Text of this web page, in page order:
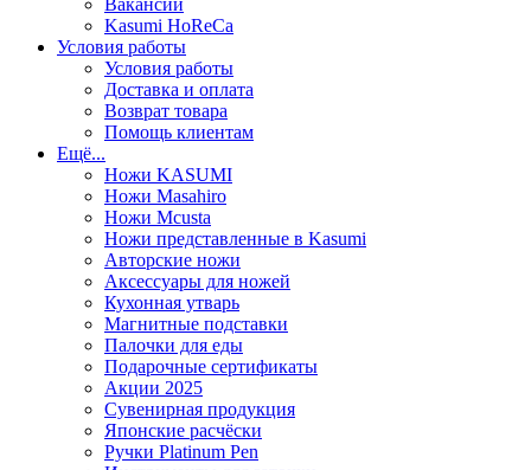
Kasumi HoReCa
Условия работы
Условия работы
Доставка и оплата
Возврат товара
Помощь клиентам
Ещё...
Ножи KASUMI
Ножи Masahiro
Ножи Mcusta
Ножи представленные в Kasumi
Авторские ножи
Аксессуары для ножей
Кухонная утварь
Магнитные подставки
Палочки для еды
Подарочные сертификаты
Акции 2025
Сувенирная продукция
Японские расчёски
Ручки Platinum Pen